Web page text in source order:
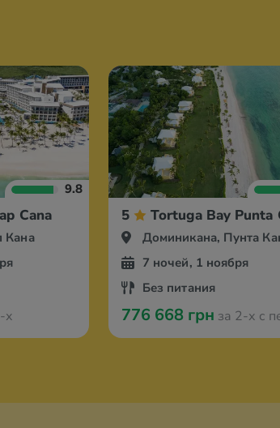
9.8
Cana
Кана
х
5 Tortuga Bay Punta
Доминикана, Пунта
7 ночей, 1 ноября
Без питания
776 668 грн за 2-х с перелётом